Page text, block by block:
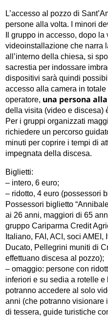
L’accesso al pozzo di
persone alla volta. I minori
Il gruppo in accesso, dopo
videoinstallazione che narra
all’interno della chiesa, si
sacrestia per indossare
dispositivi sarà quindi
accesso alla camera in
operatore, una persona
della visita (video e discesa)
Per i gruppi organizzati
richiedere un percorso
minuti per coprire i tempi di
impegnata della discesa.
Biglietti:
– intero, 6 euro;
– ridotto, 4 euro (possessori
Possessori biglietto
ai 26 anni, maggiori di 65
gruppo Cariparma Credit
Italiano, FAI, ACI, soci
Ducato, Pellegrini muniti di
effettuano discesa al pozzo);
– omaggio: persone con
inferiori e su sedia a rotelle
potranno accedere al solo
anni (che potranno visionare
di tessera, guide turistiche